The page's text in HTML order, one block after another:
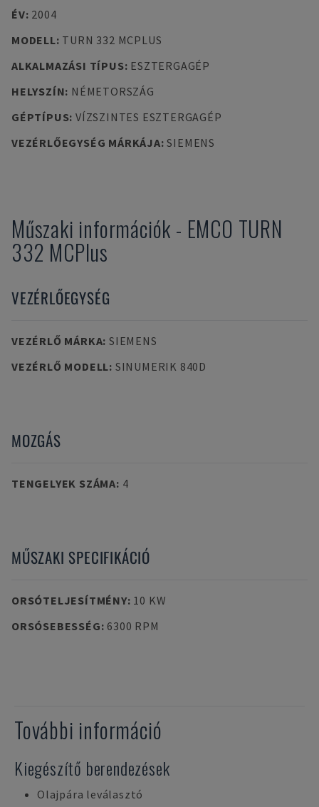
ÉV: 2004
MODELL: TURN 332 MCPLUS
ALKALMAZÁSI TÍPUS: ESZTERGAGÉP
HELYSZÍN: NÉMETORSZÁG
GÉPTÍPUS: VÍZSZINTES ESZTERGAGÉP
VEZÉRLŐEGYSÉG MÁRKÁJA:SIEMENS
Műszaki információk - EMCO TURN
332 MCPlus
VEZÉRLŐEGYSÉG
VEZÉRLŐ MÁRKA: SIEMENS
VEZÉRLŐ MODELL: SINUMERIK 840D
MOZGÁS
TENGELYEK SZÁMA: 4
MŰSZAKI SPECIFIKÁCIÓ
ORSÓTELJESÍTMÉNY: 10 KW
ORSÓSEBESSÉG: 6300 RPM
További információ
Kiegészítő berendezések
Olajpára leválasztó